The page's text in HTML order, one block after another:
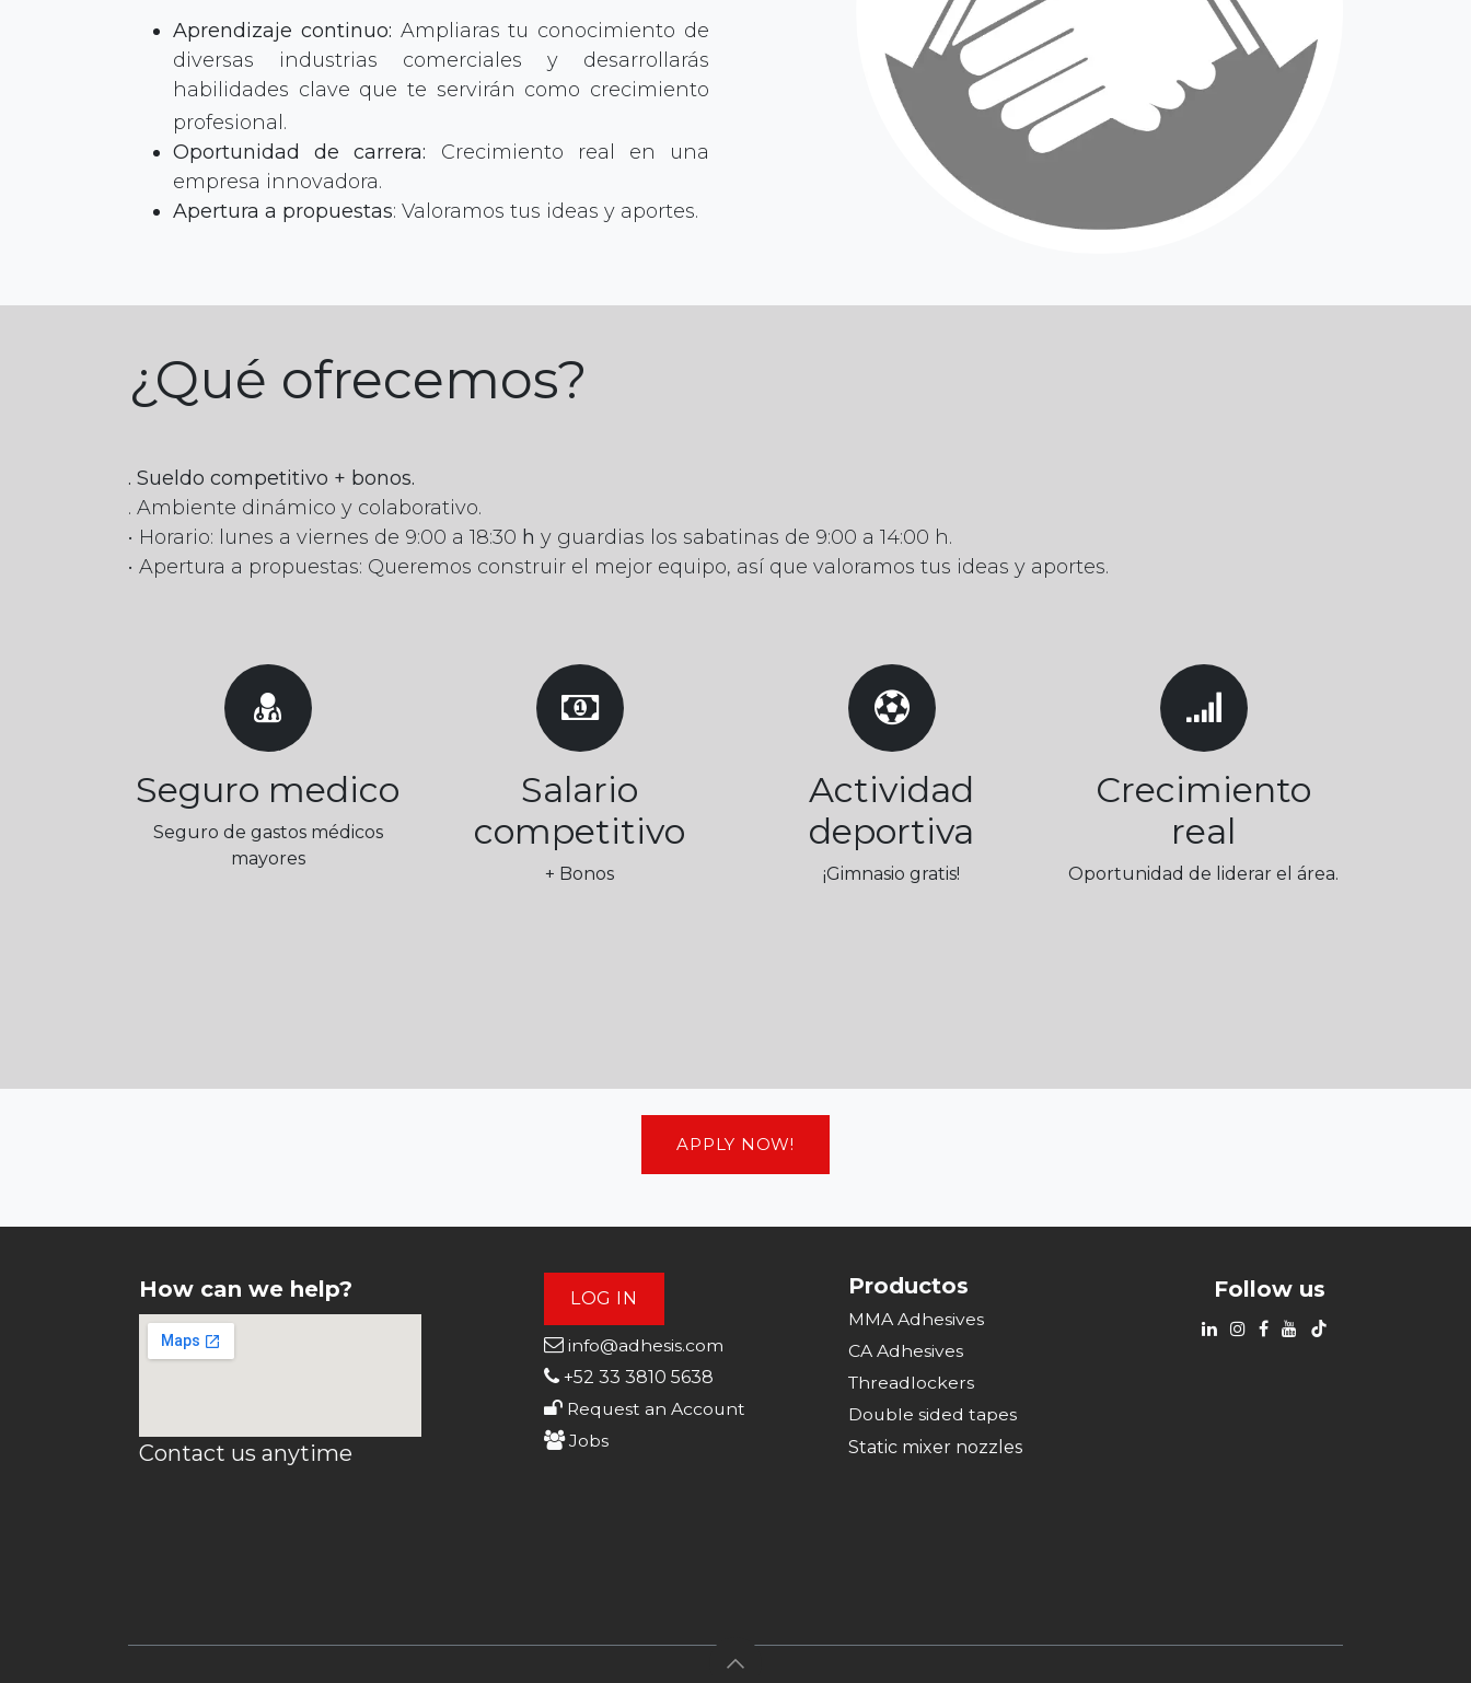
Aprendizaje continuo: Ampliaras tu conocimiento de
diversas industrias comerciales y desarrollarás
habilidades clave que te servirán como crecimiento
profesional.
Oportunidad de carrera: Crecimiento real en una
empresa innovadora.
Apertura a propuestas: Valoramos tus ideas y aportes.
¿Qué ofrecemos?
. Sueldo competitivo + bonos.
. Ambiente dinámico y colaborativo.
• Horario: lunes a viernes de 9:00 a 18:30 h y guardias los sabatinas de 9:00 a 14:00 h.
• Apertura a propuestas: Queremos construir el mejor equipo, así que valoramos tus ideas y aportes.
Seguro medico
Seguro de gastos médicos
mayores
Salario
competitivo
+ Bonos
Actividad
deportiva
¡Gimnasio gratis!
Crecimiento
real
Oportunidad de liderar el área.
APPLY NOW!
How can we help?
Contact us anytime
Follow us
Productos
MMA Adhesives
CA Adhesives
Threadlockers
Double sided tapes
Static mixer nozzles
LOG IN
info@adhesis.com
+52 33 3810 5638
Request an Account
Jobs